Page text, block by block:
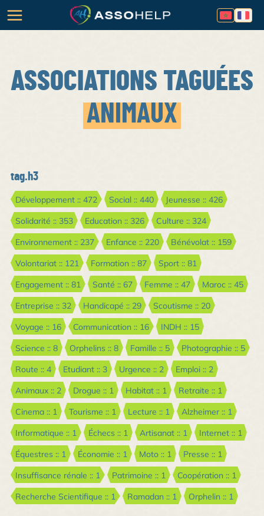
ASSOCIATIONS TAGUÉES
ANIMAUX
tag.h3
Développement :: 472 Social :: 440
Jeunesse :: 426
Solidarité :: 353
Education :: 326
Culture :: 324
Environnement :: 237
Enfance :: 220
Bénévolat :: 159
Volontariat :: 121
Formation :: 87
Sport :: 81
Engagement :: 81
Santé :: 67 Femme :: 47
Maroc :: 45
Entreprise :: 32
Handicapé :: 29
Scoutisme :: 20
Voyage :: 16
Communication :: 16
INDH :: 15
Science :: 8
Orphelins :: 8 Famille :: 5
Photographie :: 5
Route :: 4
Etudiant :: 3 Urgence :: 2
Emploi :: 2
Animaux :: 2
Drogue :: 1 Habitat :: 1
Retraite :: 1
Cinema :: 1
Tourisme :: 1 Lecture :: 1
Alzheimer :: 1
Informatique :: 1
Échecs :: 1 Artisanat :: 1
Internet :: 1
Équestres :: 1
Économie :: 1 Moto :: 1
Presse :: 1
Insuffisance rénale :: 1
Patrimoine :: 1
Coopération :: 1
Recherche Scientifique :: 1
Ramadan :: 1 Orphelin :: 1